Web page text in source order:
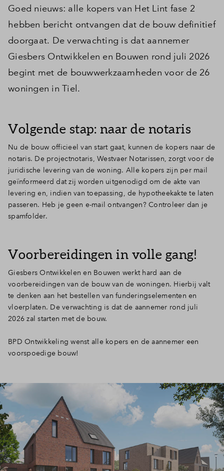
Goed nieuws: alle kopers van Het Lint fase 2
hebben bericht ontvangen dat de bouw definitief
doorgaat. De verwachting is dat aannemer
Giesbers Ontwikkelen en Bouwen rond juli 2026
begint met de bouwwerkzaamheden voor de 26
woningen in Tiel.
Volgende stap: naar de notaris
Nu de bouw officieel van start gaat, kunnen de kopers naar de
notaris. De projectnotaris, Westvaer Notarissen, zorgt voor de
juridische levering van de woning. Alle kopers zijn per mail
geïnformeerd dat zij worden uitgenodigd om de akte van
levering en, indien van toepassing, de hypotheekakte te laten
passeren. Heb je geen e-mail ontvangen? Controleer dan je
spamfolder.
Voorbereidingen in volle gang!
Giesbers Ontwikkelen en Bouwen werkt hard aan de
voorbereidingen van de bouw van de woningen. Hierbij valt
te denken aan het bestellen van funderingselementen en
vloerplaten. De verwachting is dat de aannemer rond juli
2026 zal starten met de bouw.
BPD Ontwikkeling wenst alle kopers en de aannemer een
voorspoedige bouw!